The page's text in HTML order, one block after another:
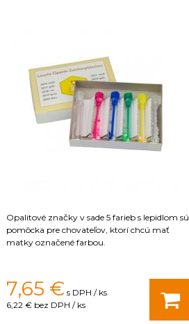
Opalitové značky v sade 5 farieb s lepidlom sú
pomôcka pre chovateľov, ktorí chcú mať
matky označené farbou.
7,65 € s DPH / ks
6,22 € bez DPH / ks